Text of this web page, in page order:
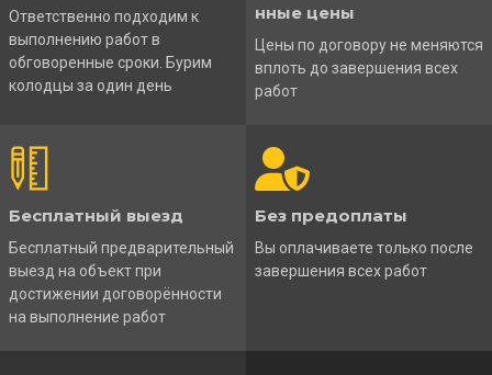
Ответственно подходим к
выполнению работ в
обговоренные сроки. Бурим
колодцы за один день
нные цены
Цены по договору не меняются
вплоть до завершения всех
работ
Бесплатный выезд
Бесплатный предварительный
выезд на объект при
достижении договорённости
на выполнение работ
Без предоплаты
Вы оплачиваете только после
завершения всех работ